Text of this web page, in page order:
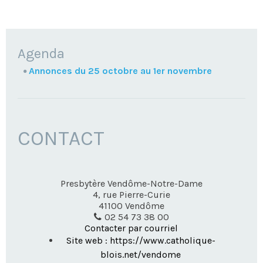
NAVIGATION
Agenda
Annonces du 25 octobre au 1er novembre
CONTACT
Presbytère Vendôme-Notre-Dame
4, rue Pierre-Curie
41100 Vendôme
02 54 73 38 00
Contacter par courriel
Site web : https://www.catholique-
blois.net/vendome